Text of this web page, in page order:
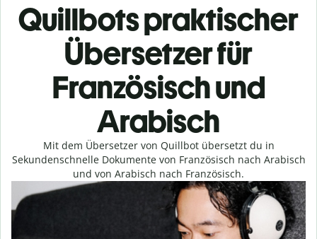
Quillbots praktischer
Übersetzer für
Französisch und
Arabisch
Mit dem Übersetzer von Quillbot übersetzt du in
Sekundenschnelle Dokumente von Französisch nach Arabisch
und von Arabisch nach Französisch.